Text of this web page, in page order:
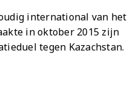
international van het
in oktober 2015 zijn
tegen Kazachstan.